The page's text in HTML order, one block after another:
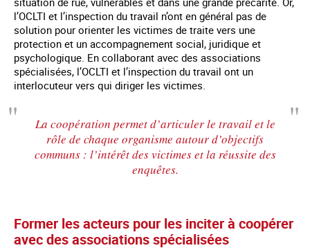
l’OCLTI et l’inspection du travail n’ont en général pas de
solution pour orienter les victimes de traite vers une
protection et un accompagnement social, juridique et
psychologique. En collaborant avec des associations
spécialisées, l’OCLTI et l’inspection du travail ont un
interlocuteur vers qui diriger les victimes.
La coopération permet d’articuler le travail et le
rôle de chaque organisme autour d’objectifs
communs : l’intérêt des victimes et la réussite des
enquêtes.
Former les acteurs pour les inciter à coopérer
avec des associations spécialisées